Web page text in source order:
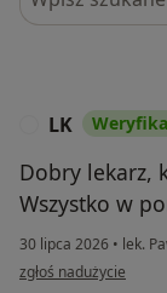
LK
Dobry lekarz,
Wszystko w
30 lipca 2026 • lek.
w opinii użytkownika LK
zgłoś nadużycie